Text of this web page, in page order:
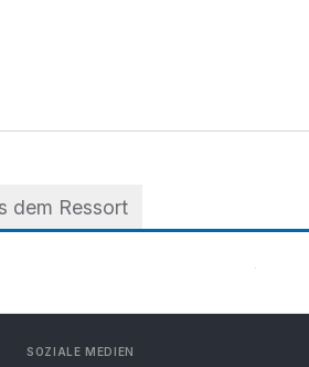
dem Ressort
SOZIALE MEDIEN